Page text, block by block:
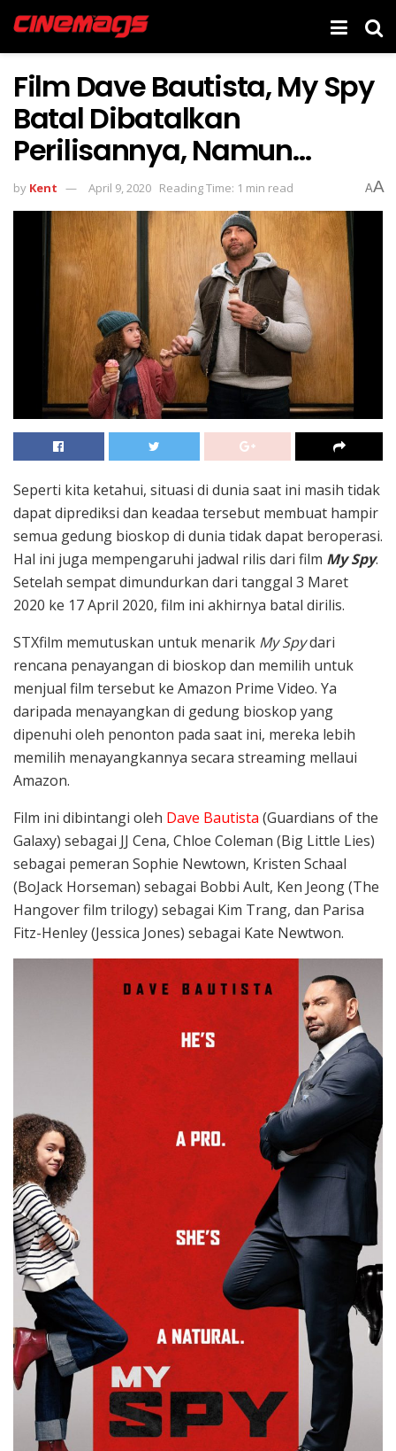
Film Dave Bautista, My Spy
Batal Dibatalkan
Perilisannya, Namun…
by Kent April 9, 2020 Reading Time: 1 min read AA
Seperti kita ketahui, situasi di dunia saat ini masih tidak
dapat diprediksi dan keadaa tersebut membuat hampir
semua gedung bioskop di dunia tidak dapat beroperasi.
Hal ini juga mempengaruhi jadwal rilis dari film My Spy.
Setelah sempat dimundurkan dari tanggal 3 Maret
2020 ke 17 April 2020, film ini akhirnya batal dirilis.
STXfilm memutuskan untuk menarik My Spydari
rencana penayangan di bioskop dan memilih untuk
menjual film tersebut ke Amazon Prime Video. Ya
daripada menayangkan di gedung bioskop yang
dipenuhi oleh penonton pada saat ini, mereka lebih
memilih menayangkannya secara streaming mellaui
Amazon.
Film ini dibintangi oleh Dave Bautista (Guardians of the
Galaxy) sebagai JJ Cena, Chloe Coleman (Big Little Lies)
sebagai pemeran Sophie Newtown, Kristen Schaal
(BoJack Horseman) sebagai Bobbi Ault, Ken Jeong (The
Hangover film trilogy) sebagai Kim Trang, dan Parisa
Fitz-Henley (Jessica Jones) sebagai Kate Newtwon.